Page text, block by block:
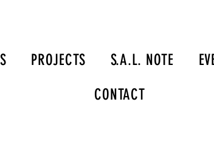
PROJECTS S.A.L. NOTE
CONTACT